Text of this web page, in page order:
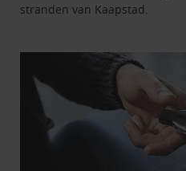
stranden van Kaapstad.